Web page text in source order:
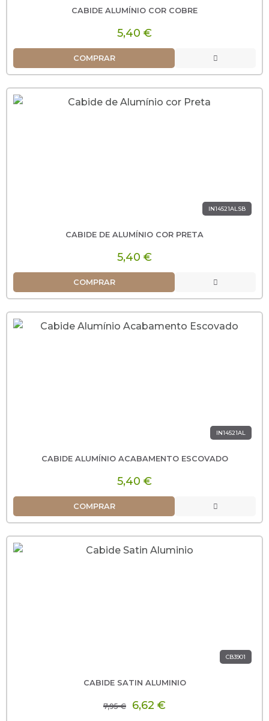
CABIDE ALUMÍNIO COR COBRE
5,40 €
COMPRAR
IN14521ALSB
CABIDE DE ALUMÍNIO COR PRETA
5,40 €
COMPRAR
IN14521AL
CABIDE ALUMÍNIO ACABAMENTO ESCOVADO
5,40 €
COMPRAR
CB3901
CABIDE SATIN ALUMINIO
7,95 € 6,62 €